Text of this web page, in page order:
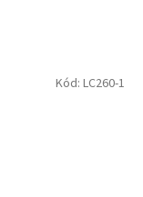
Kód: LC260-1